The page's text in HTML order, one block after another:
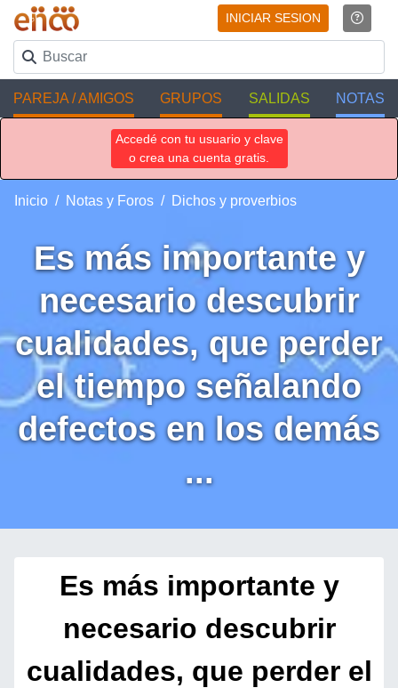
INICIAR SESION
PAREJA / AMIGOS GRUPOS SALIDAS NOTAS
Accedé con tu usuario y clave
o crea una cuenta gratis.
Inicio Notas y Foros Dichos y proverbios
Es más importante y
necesario descubrir
cualidades, que perder
el tiempo señalando
defectos en los demás
...
Es más importante y
necesario descubrir
cualidades, que perder el